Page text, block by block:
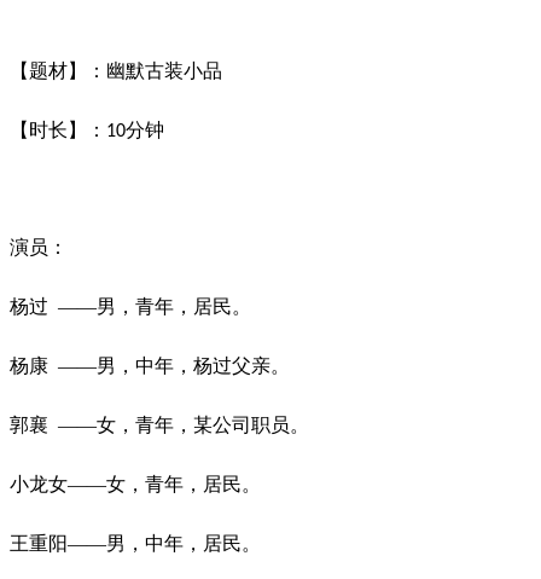
【题材】：幽默古装小品
【时长】： 10分钟
演员：
杨过 ——男，青年，居民。
杨康 ——男，中年，杨过父亲。
郭襄 ——女，青年，某公司职员。
小龙女——女，青年，居民。
王重阳——男，中年，居民。